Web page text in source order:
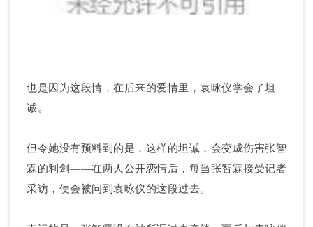
也是因为这段情，在后来的爱情里，袁咏仪学会了坦
诚。
但令她没有预料到的是，这样的坦诚，会变成伤害张智
霖的利剑——在两人公开恋情后，每当张智霖接受记者
采访，便会被问到袁咏仪的这段过去。